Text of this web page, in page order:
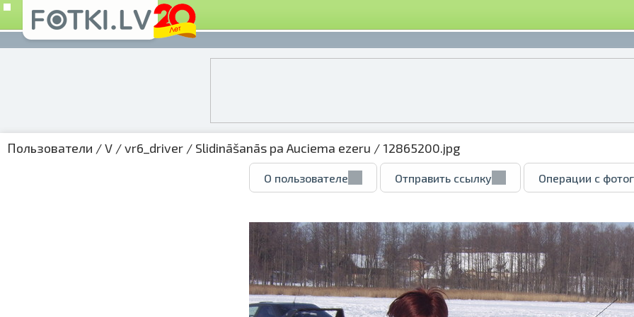
Пользователи /V /vr6_driver / Slidināšanās pa Auciema ezeru / 12865200.jpg
О пользователе Отправить ссылку Операции с